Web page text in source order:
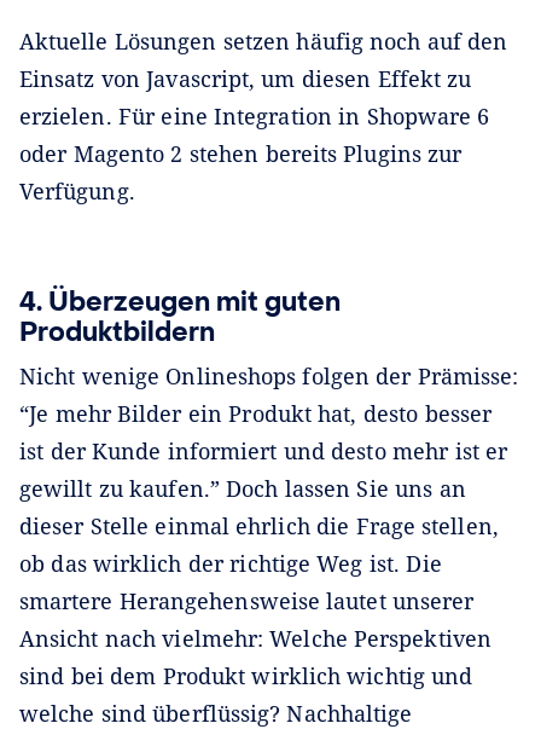
Aktuelle Lösungen setzen häufig noch auf den
Einsatz von Javascript, um diesen Effekt zu
erzielen. Für eine Integration in Shopware 6
oder Magento 2 stehen bereits Plugins zur
Verfügung.
4. Überzeugen mit guten
Produktbildern
Nicht wenige Onlineshops folgen der Prämisse:
“Je mehr Bilder ein Produkt hat, desto besser
ist der Kunde informiert und desto mehr ist er
gewillt zu kaufen.” Doch lassen Sie uns an
dieser Stelle einmal ehrlich die Frage stellen,
ob das wirklich der richtige Weg ist. Die
smartere Herangehensweise lautet unserer
Ansicht nach vielmehr: Welche Perspektiven
sind bei dem Produkt wirklich wichtig und
welche sind überflüssig? Nachhaltige